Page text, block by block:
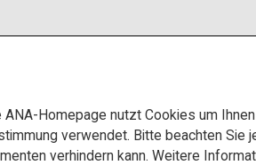
ANA-Homepage nutzt Cookies um
verwendet. Bitte beachten Sie
verhindern kann. Weitere